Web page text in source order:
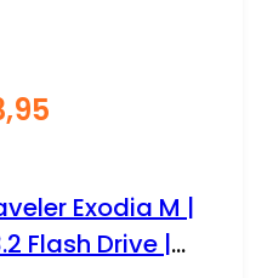
Exodia M |
Flash Drive |